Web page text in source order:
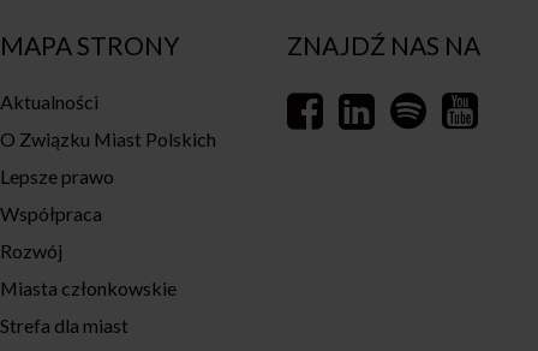
MAPA STRONY
Aktualności
O Związku Miast Polskich
Lepsze prawo
Współpraca
Rozwój
Miasta członkowskie
Strefa dla miast
ZNAJDŹ NAS NA